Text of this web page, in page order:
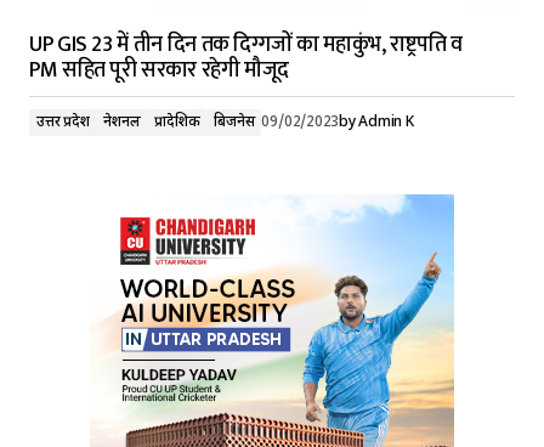
UP GIS 23 में तीन दिन तक दिग्गजों का महाकुंभ, राष्ट्रपति व
PM सहित पूरी सरकार रहेगी मौजूद
उत्तर प्रदेश नेशनल प्रादेशिक बिजनेस 09/02/2023byAdmin K